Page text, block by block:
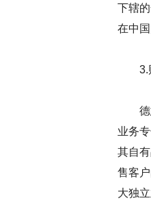
下辖
在中
3.财
德意
业务
其自
售客
大独